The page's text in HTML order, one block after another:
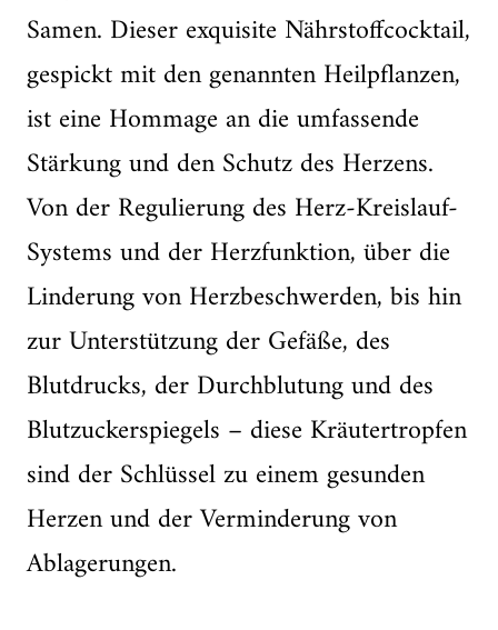
Samen. Dieser exquisite Nährstoffcocktail,
gespickt mit den genannten Heilpflanzen,
ist eine Hommage an die umfassende
Stärkung und den Schutz des Herzens.
Von der Regulierung des Herz-Kreislauf-
Systems und der Herzfunktion, über die
Linderung von Herzbeschwerden, bis hin
zur Unterstützung der Gefäße, des
Blutdrucks, der Durchblutung und des
Blutzuckerspiegels – diese Kräutertropfen
sind der Schlüssel zu einem gesunden
Herzen und der Verminderung von
Ablagerungen.